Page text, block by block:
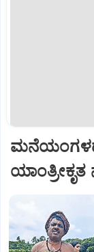
ಯಾಂತ್ರೀಕೃತ